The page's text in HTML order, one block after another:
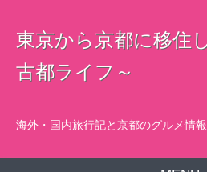
東京から京都に移住
古都ライフ～
海外・国内旅行記と京都のグルメ情